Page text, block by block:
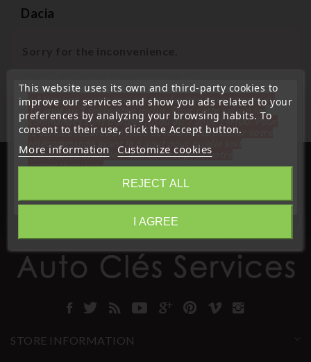
Dacia
STORE INFORMATION
This website uses its own and third-party cookies to
improve our services and show you ads related to your
preferences by analyzing your browsing habits. To
consent to their use, click the Accept button.
More information Customize cookies
REJECT ALL
I AGREE
« Attention, notre société sera fermée pour congés du
10 aout au 1 septembre inclus. Pour cette raison les
commandes sont traitées jusqu'au 7 aout 14H00. Pour
le service réparation nous devons réceptionner votre
télécommande avant le 6 aout pour qu'elle soit
réexpédiée avant le 7 aout. Merci pour votre
compréhension»
Close
Information